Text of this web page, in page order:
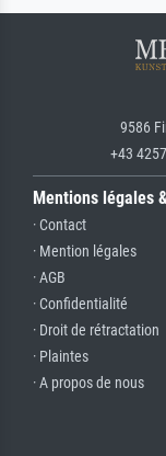
9586
+43
Mentions légales
· Contact
· Mention légales
· AGB
· Confidentialité
· Droit de rétractation
· Plaintes
· A propos de nous